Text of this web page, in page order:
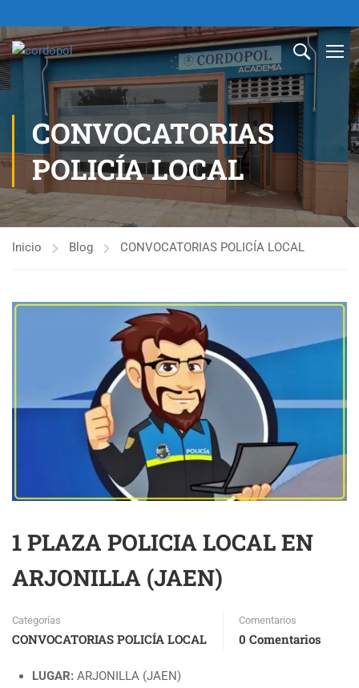
CONVOCATORIAS
POLICÍA LOCAL
Inicio Blog CONVOCATORIAS POLICÍA LOCAL
1 PLAZA POLICIA LOCAL EN
ARJONILLA (JAEN)
Categorías
CONVOCATORIAS POLICÍA LOCAL
Comentarios
0 Comentarios
LUGAR: ARJONILLA (JAEN)